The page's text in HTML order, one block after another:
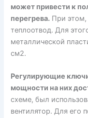
может привести к
перегрева. При этом,
теплоотвод. Для
металлической
см2.
Регулирующие
мощности на них
схеме, был
вентилятор. Для его